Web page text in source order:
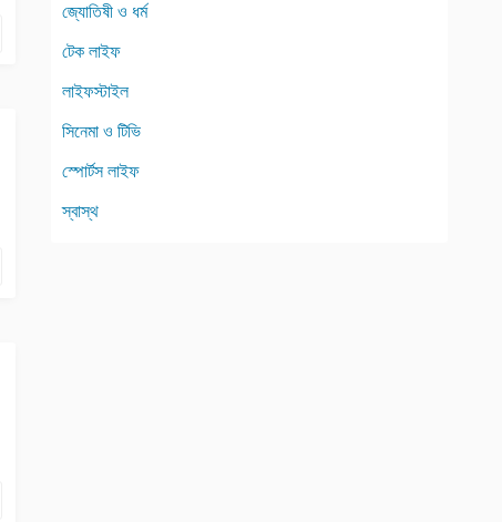
জ্যোতিষী ও ধর্ম
টেক লাইফ
লাইফস্টাইল
সিনেমা ও টিভি
স্পোর্টস লাইফ
স্বাস্থ